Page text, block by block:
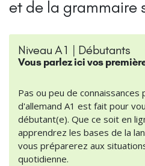
et de la grammaire
Niveau A1 | Débutants
Vous parlez ici vos
Pas ou peu de connaissances
d'allemand A1 est fait pour
débutant(e). Que ce soit en
apprendrez les bases de la
vous préparerez aux
quotidienne.